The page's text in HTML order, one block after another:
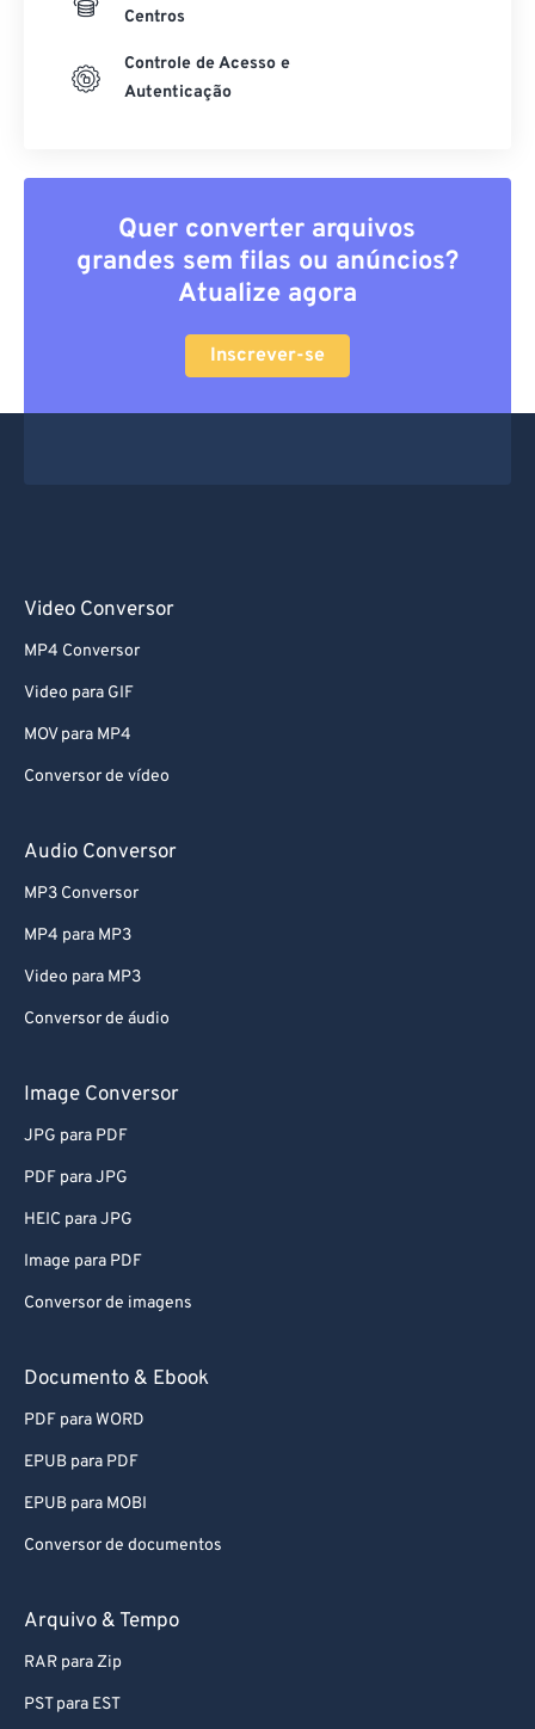
Centros
Controle de Acesso e
Autenticação
Quer converter arquivos
grandes sem filas ou anúncios?
Atualize agora
Inscrever-se
Video Conversor
MP4 Conversor
Video para GIF
MOV para MP4
Conversor de vídeo
Audio Conversor
MP3 Conversor
MP4 para MP3
Video para MP3
Conversor de áudio
Image Conversor
JPG para PDF
PDF para JPG
HEIC para JPG
Image para PDF
Conversor de imagens
Documento & Ebook
PDF para WORD
EPUB para PDF
EPUB para MOBI
Conversor de documentos
Arquivo & Tempo
RAR para Zip
PST para EST